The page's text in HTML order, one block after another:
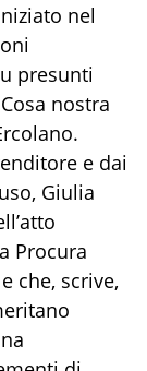
nel
presunti
nostra
e dai
Giulia
Procura
che, scrive,